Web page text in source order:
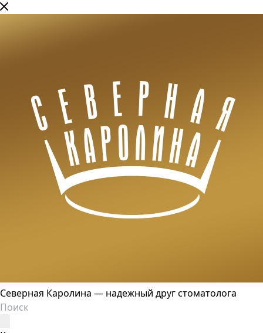
Северная Каролина — надежный друг стоматолога